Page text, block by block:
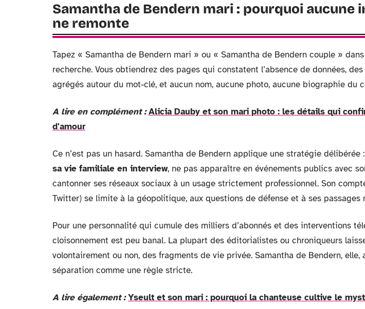
Samantha de Bendern mari : pourquoi aucune
ne remonte
Tapez « Samantha de Bendern mari » ou « Samantha de Bendern couple »
recherche. Vous obtiendrez des pages qui constatent l’absence de données,
agrégés autour du mot-clé, et aucun nom, aucune photo, aucune biographie du
A lire en complément : Alicia Dauby et son mari photo : les détails qui
d'amour
Ce n’est pas un hasard. Samantha de Bendern applique une stratégie délibérée :
sa vie familiale en interview, ne pas apparaître en événements publics avec
cantonner ses réseaux sociaux à un usage strictement professionnel. Son
Twitter) se limite à la géopolitique, aux questions de défense et à ses passages
Pour une personnalité qui cumule des milliers d’abonnés et des interventions
cloisonnement est peu banal. La plupart des éditorialistes ou chroniqueurs
volontairement ou non, des fragments de vie privée. Samantha de Bendern,
séparation comme une règle stricte.
A lire également : Yseult et son mari : pourquoi la chanteuse cultive le